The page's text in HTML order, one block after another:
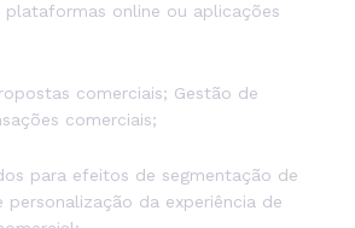
plataformas online ou aplicações
comerciais; Gestão de
comerciais;
para efeitos de segmentação de
personalização da experiência de